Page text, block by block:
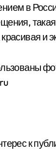
в
и
к